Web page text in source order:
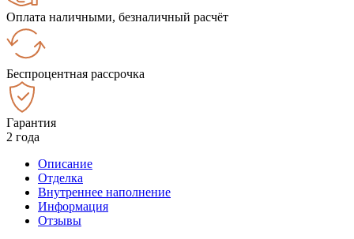
Оплата наличными, безналичный расчёт
Беспроцентная рассрочка
Гарантия
2 года
Описание
Отделка
Внутреннее наполнение
Информация
Отзывы